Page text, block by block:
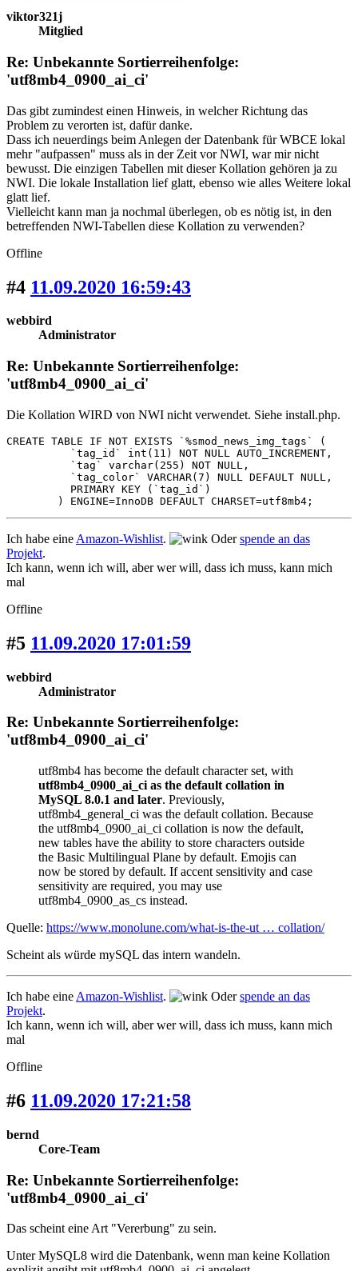
viktor321j
Mitglied
Re: Unbekannte Sortierreihenfolge:
'utf8mb4_0900_ai_ci'
Das gibt zumindest einen Hinweis, in welcher Richtung das
Problem zu verorten ist, dafür danke.
Dass ich neuerdings beim Anlegen der Datenbank für WBCE lokal
mehr "aufpassen" muss als in der Zeit vor NWI, war mir nicht
bewusst. Die einzigen Tabellen mit dieser Kollation gehören ja zu
NWI. Die lokale Installation lief glatt, ebenso wie alles Weitere lokal
glatt lief.
Vielleicht kann man ja nochmal überlegen, ob es nötig ist, in den
betreffenden NWI-Tabellen diese Kollation zu verwenden?
Offline
#4 11.09.2020 16:59:43
webbird
Administrator
Re: Unbekannte Sortierreihenfolge:
'utf8mb4_0900_ai_ci'
Die Kollation WIRD von NWI nicht verwendet. Siehe install.php.
CREATE TABLE IF NOT EXISTS `%smod_news_img_tags` (
          `tag_id` int(11) NOT NULL AUTO_INCREMENT,
          `tag` varchar(255) NOT NULL,
          `tag_color` VARCHAR(7) NULL DEFAULT NULL,
          PRIMARY KEY (`tag_id`)
        ) ENGINE=InnoDB DEFAULT CHARSET=utf8mb4;
Ich habe eine Amazon-Wishlist. Oderspende an das
Projekt.
Ich kann, wenn ich will, aber wer will, dass ich muss, kann mich
mal
Offline
#5 11.09.2020 17:01:59
webbird
Administrator
Re: Unbekannte Sortierreihenfolge:
'utf8mb4_0900_ai_ci'
utf8mb4 has become the default character set, with
utf8mb4_0900_ai_ci as the default collation in
MySQL 8.0.1 and later. Previously,
utf8mb4_general_ci was the default collation. Because
the utf8mb4_0900_ai_ci collation is now the default,
new tables have the ability to store characters outside
the Basic Multilingual Plane by default. Emojis can
now be stored by default. If accent sensitivity and case
sensitivity are required, you may use
utf8mb4_0900_as_cs instead.
Quelle: https://www.monolune.com/what-is-the-ut … collation/
Scheint als würde mySQL das intern wandeln.
Ich habe eine Amazon-Wishlist. Oderspende an das
Projekt.
Ich kann, wenn ich will, aber wer will, dass ich muss, kann mich
mal
Offline
#6 11.09.2020 17:21:58
bernd
Core-Team
Re: Unbekannte Sortierreihenfolge:
'utf8mb4_0900_ai_ci'
Das scheint eine Art "Vererbung" zu sein.
Unter MySQL8 wird die Datenbank, wenn man keine Kollation